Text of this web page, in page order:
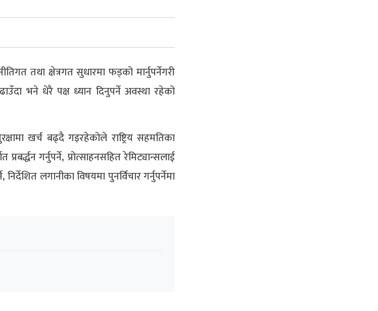
तथा क्षेत्रगत सुधारमा फड्को मार्नुपर्नेगरी
भने धेरै पक्ष ध्यान दिनुपर्ने अवस्था रहेको
खर्च बढ्दै गइरहेकोले राष्ट्रिय सहमतिका
गर्नुपर्ने, प्रोत्साहनसहित रेमिट्यान्सलाई
लगानीका विषयमा पुनर्विचार गर्नुपर्नेमा